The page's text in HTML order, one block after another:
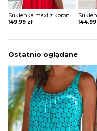
Sukienka maxi z koronkowymi ramiączkami
149.99 zł 144.99
Ostatnio oglądane